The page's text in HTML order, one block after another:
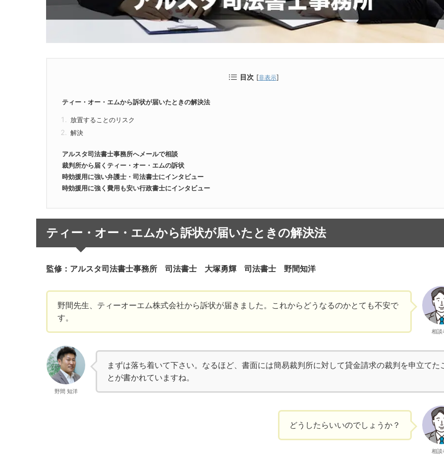
目次 [非表示]
ティー・オー・エムから訴状が届いたときの解決法
放置することのリスク
解決
アルスタ司法書士事務所へメールで相談
裁判所から届くティー・オー・エムの訴状
時効援用に強い弁護士・司法書士にインタビュー
時効援用に強く費用も安い行政書士にインタビュー
ティー・オー・エムから訴状が届いたときの解決法
監修：アルスタ司法書士事務所 司法書士 大塚勇輝 司法書士 野間知洋
野間先生、ティーオーエム株式会社から訴状が届きました。これからどうなるのかとても不安で
す。
相談
野間 知洋
まずは落ち着いて下さい。なるほど、書面には簡易裁判所に対して貸金請求の裁判を申立てた
とが書かれていますね。
どうしたらいいのでしょうか？
相談